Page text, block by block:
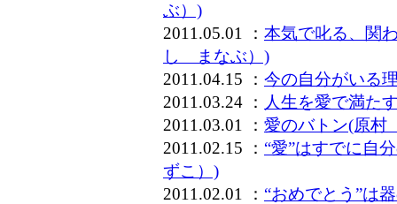
ぶ）)
2011.05.01 ： 本気で叱る、関
し まなぶ）)
2011.04.15 ： 今の自分がいる
2011.03.24 ： 人生を愛で満
2011.03.01 ： 愛のバトン(原
2011.02.15 ： “愛”はすでに自
ずこ）)
2011.02.01 ： “おめでとう”は